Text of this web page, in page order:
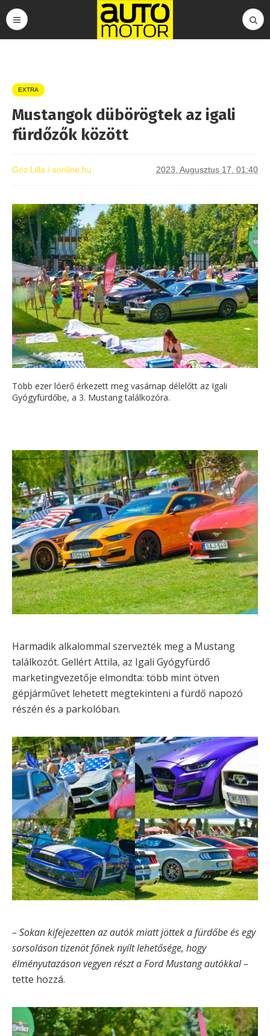
EXTRA
Mustangok dübörögtek az igali
fürdőzők között
Góz Lilla / sonline.hu 2023. Augusztus 17. 01:40
Több ezer lóerő érkezett meg vasárnap délelőtt az Igali
Gyógyfürdőbe, a 3. Mustang találkozóra.
Harmadik alkalommal szervezték meg a Mustang
találkozót. Gellért Attila, az Igali Gyógyfürdő
marketingvezetője elmondta: több mint ötven
gépjárművet lehetett megtekinteni a fürdő napozó
részén és a parkolóban.
– Sokan kifejezetten az autók miatt jöttek a fürdőbe és egy
sorsoláson tizenöt főnek nyílt lehetősége, hogy
élményutazáson vegyen részt a Ford Mustang autókkal –
tette hozzá.